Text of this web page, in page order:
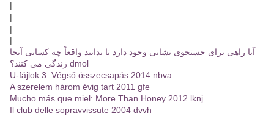
|
|
|
|
آیا راهی برای جستجوی نشانی وجود دارد تا بدانید واقعاً چه کسانی آنجا
زندگی می کنند؟ dmol
U-fájlok 3: Végső összecsapás 2014 nbva
A szerelem három évig tart 2011 gfe
Mucho más que miel: More Than Honey 2012 lknj
Il club delle sopravvissute 2004 dvvh